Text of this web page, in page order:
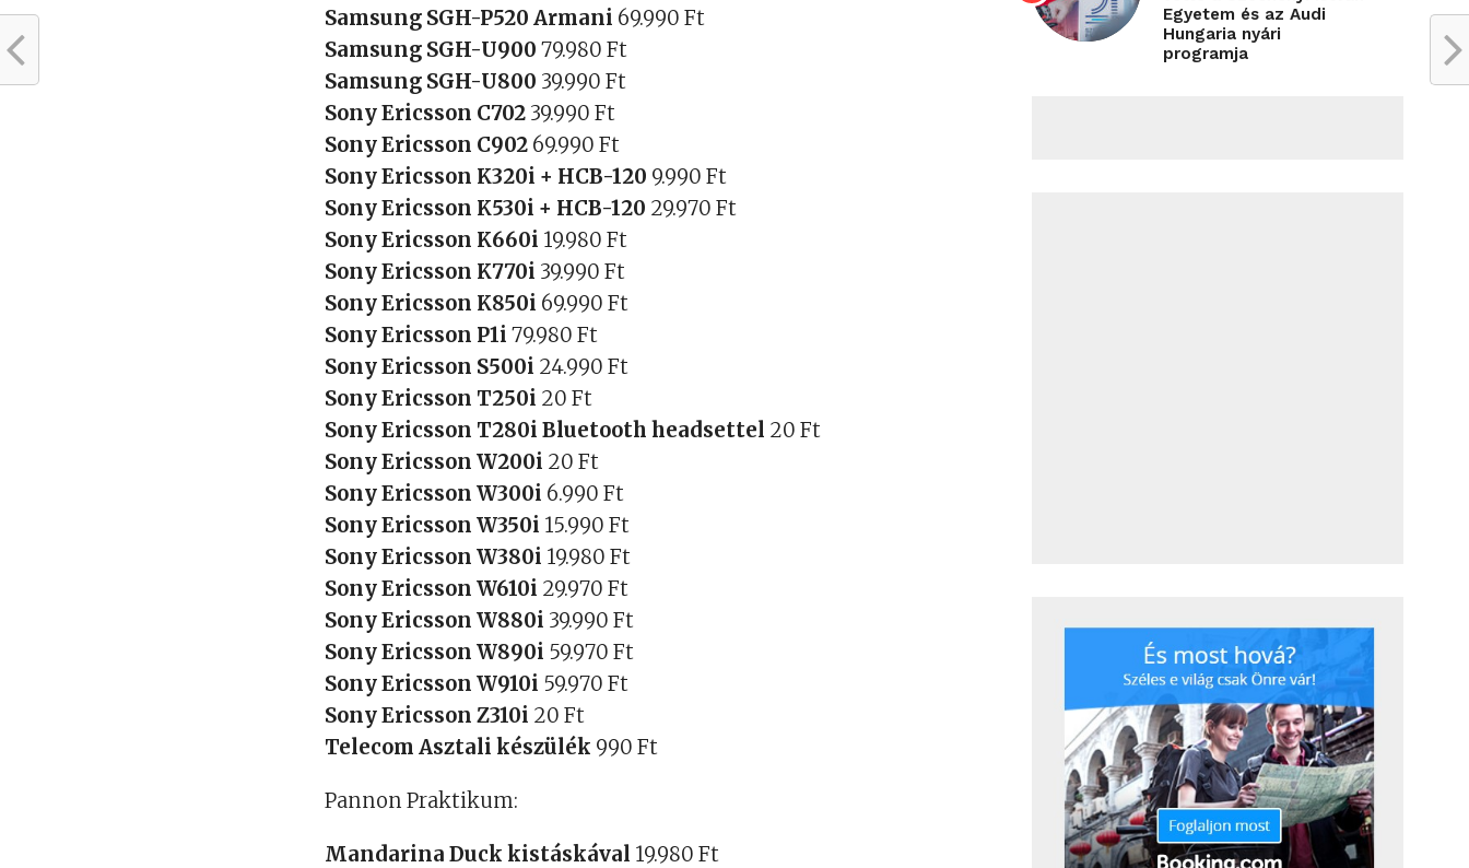
Samsung SGH-P520 Armani 69.990 Ft
Samsung SGH-U90079.980 Ft
Samsung SGH-U800 39.990 Ft
Sony Ericsson C702 39.990 Ft
Sony Ericsson C902 69.990 Ft
Sony Ericsson K320i + HCB-120 9.990 Ft
Sony Ericsson K530i + HCB-120 29.970 Ft
Sony Ericsson K660i 19.980 Ft
Sony Ericsson K770i 39.990 Ft
Sony Ericsson K850i 69.990 Ft
Sony Ericsson P1i79.980 Ft
Sony Ericsson S500i 24.990 Ft
Sony Ericsson T250i 20 Ft
Sony Ericsson T280i Bluetooth headsettel 20 Ft
Sony Ericsson W200i 20 Ft
Sony Ericsson W300i 6.990 Ft
Sony Ericsson W350i 15.990 Ft
Sony Ericsson W380i 19.980 Ft
Sony Ericsson W610i 29.970 Ft
Sony Ericsson W880i 39.990 Ft
Sony Ericsson W890i 59.970 Ft
Sony Ericsson W910i 59.970 Ft
Sony Ericsson Z310i 20 Ft
Telecom Asztali készülék 990 Ft
Pannon Praktikum:
Mandarina Duck kistáskával 19.980 Ft
Egyetem és az Audi
Hungaria nyári
programja